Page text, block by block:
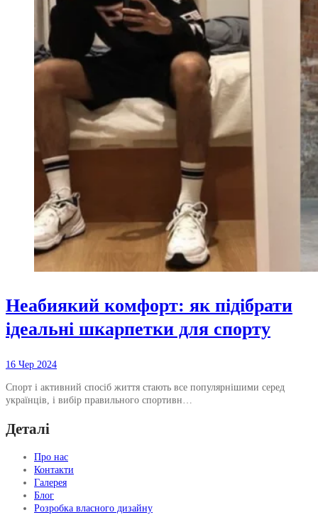
Неабиякий комфорт: як підібрати
ідеальні шкарпетки для спорту
16 Чер 2024
Спорт і активний спосіб життя стають все популярнішими серед
українців, і вибір правильного спортивн…
Деталі
Про нас
Контакти
Галерея
Блог
Розробка власного дизайну